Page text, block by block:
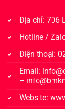
Địa chỉ: 706
Hotline /
Điện thoại:
Email:
–
Website: